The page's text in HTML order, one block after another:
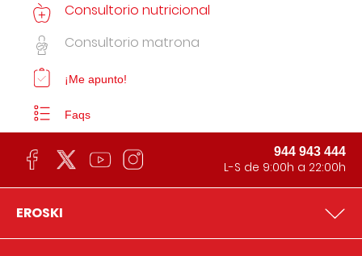
Consultorio nutricional
Consultorio matrona
¡Me apunto!
Faqs
944 943 444
L-S de 9:00h a 22:00h
EROSKI